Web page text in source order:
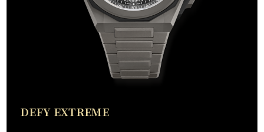
DEFY EXTREME